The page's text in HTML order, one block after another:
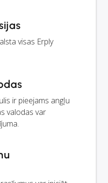
visas Erply
ir pieejams angļu
valodas var